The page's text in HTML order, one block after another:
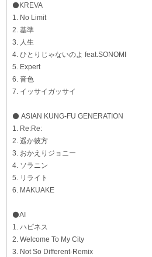
⚫️KREVA
1. No Limit
2. 基準
3. 人生
4. ひとりじゃないのよ feat.SONOMI
5. Expert
6. 音色
7. イッサイガッサイ
⚫️ ASIAN KUNG-FU GENERATION
1. Re:Re:
2. 遥か彼方
3. おかえりジョニー
4. ソラニン
5. リライト
6. MAKUAKE
⚫️AI
1. ハピネス
2. Welcome To My City
3. Not So Different-Remix